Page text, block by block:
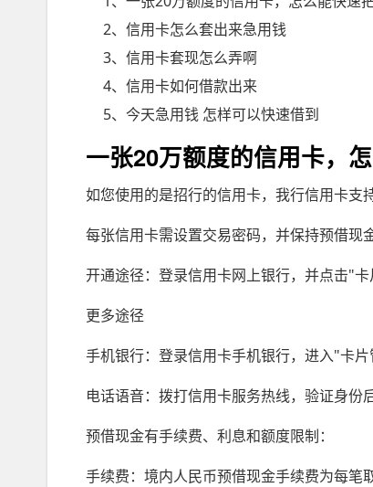
2、信用卡怎么套出来急用钱
3、信用卡套现怎么弄啊
4、信用卡如何借款出来
5、今天急用钱 怎样可以快速借到
一张20万额度的信用卡，
如您使用的是招行的信用卡，我行信用卡支
每张信用卡需设置交易密码，并保持预借现
开通途径：登录信用卡网上银行，并点击"
更多途径
手机银行：登录信用卡手机银行，进入"卡
电话语音：拨打信用卡服务热线，验证身份
预借现金有手续费、利息和额度限制：
手续费：境内人民币预借现金手续费为每笔